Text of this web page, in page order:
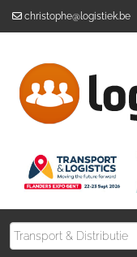
christophe@logistiek.be